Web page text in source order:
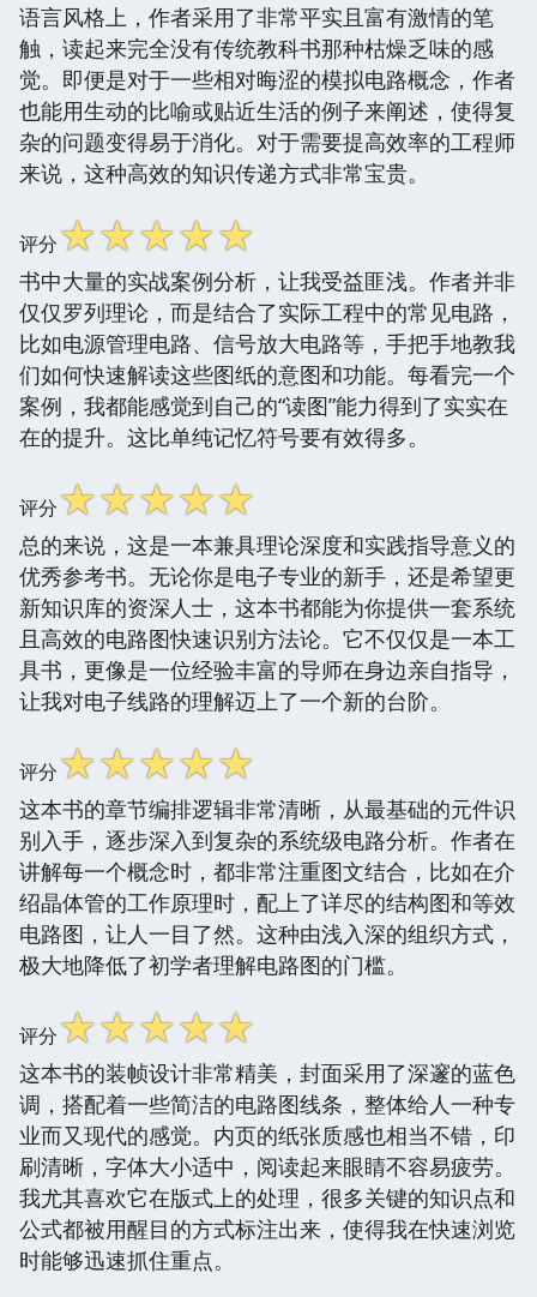
语言风格上，作者采用了非常平实且富有激情的笔
触，读起来完全没有传统教科书那种枯燥乏味的感
觉。即便是对于一些相对晦涩的模拟电路概念，作者
也能用生动的比喻或贴近生活的例子来阐述，使得复
杂的问题变得易于消化。对于需要提高效率的工程师
来说，这种高效的知识传递方式非常宝贵。
评分☆☆☆☆☆
书中大量的实战案例分析，让我受益匪浅。作者并非
仅仅罗列理论，而是结合了实际工程中的常见电路，
比如电源管理电路、信号放大电路等，手把手地教我
们如何快速解读这些图纸的意图和功能。每看完一个
案例，我都能感觉到自己的“读图”能力得到了实实在
在的提升。这比单纯记忆符号要有效得多。
评分☆☆☆☆☆
总的来说，这是一本兼具理论深度和实践指导意义的
优秀参考书。无论你是电子专业的新手，还是希望更
新知识库的资深人士，这本书都能为你提供一套系统
且高效的电路图快速识别方法论。它不仅仅是一本工
具书，更像是一位经验丰富的导师在身边亲自指导，
让我对电子线路的理解迈上了一个新的台阶。
评分☆☆☆☆☆
这本书的章节编排逻辑非常清晰，从最基础的元件识
别入手，逐步深入到复杂的系统级电路分析。作者在
讲解每一个概念时，都非常注重图文结合，比如在介
绍晶体管的工作原理时，配上了详尽的结构图和等效
电路图，让人一目了然。这种由浅入深的组织方式，
极大地降低了初学者理解电路图的门槛。
评分☆☆☆☆☆
这本书的装帧设计非常精美，封面采用了深邃的蓝色
调，搭配着一些简洁的电路图线条，整体给人一种专
业而又现代的感觉。内页的纸张质感也相当不错，印
刷清晰，字体大小适中，阅读起来眼睛不容易疲劳。
我尤其喜欢它在版式上的处理，很多关键的知识点和
公式都被用醒目的方式标注出来，使得我在快速浏览
时能够迅速抓住重点。